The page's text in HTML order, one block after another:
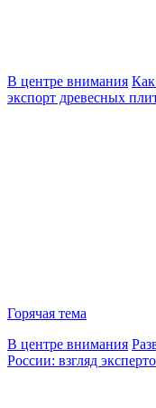
В центре внимания
экспорт древесных
Горячая тема
В центре внимания
России: взгляд